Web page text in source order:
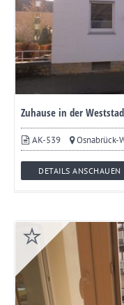
Zuhause in der
AK-539 Osnabrück-
DETAILS ANSCHAUEN